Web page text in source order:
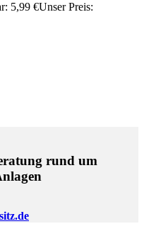
5,99 €Unser Preis:
rund um